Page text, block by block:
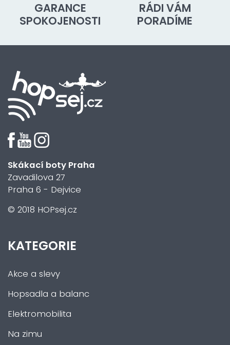
GARANCE
SPOKOJENOSTI
RÁDI VÁM
PORADÍME
Skákací boty Praha
Zavadilova 27
Praha 6 - Dejvice
© 2018 HOPsej.cz
KATEGORIE
Akce a slevy
Hopsadla a balanc
Elektromobilita
Na zimu